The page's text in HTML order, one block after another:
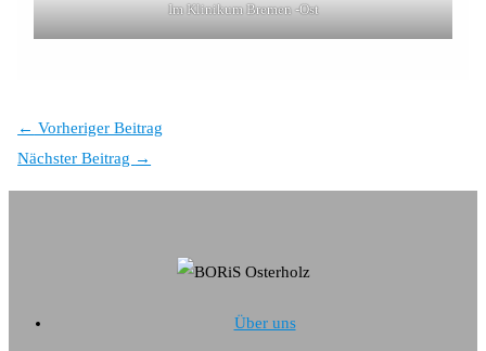
Im Klinikum Bremen -Ost
← Vorheriger Beitrag
Nächster Beitrag →
Über uns